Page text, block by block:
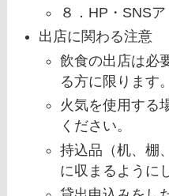
８．HP・SNSア
出店に関わる注意
飲食の出店は必
る方に限ります。
火気を使用する
ください。
持込品（机、棚
に収まるように